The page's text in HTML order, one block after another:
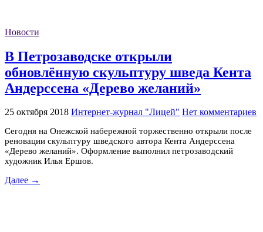
Новости
В Петрозаводске открыли
обновлённую скульптуру шведа Кента
Андерссена «Дерево желаний»
25 октября 2018 Интернет-журнал "Лицей" Нет комментариев
Сегодня на Онежской набережной торжественно открыли после
реновации скульптуру шведского автора Кента Андерссена
«Дерево желаний». Оформление выполнил петрозаводский
художник Илья Ершов.
Далее →